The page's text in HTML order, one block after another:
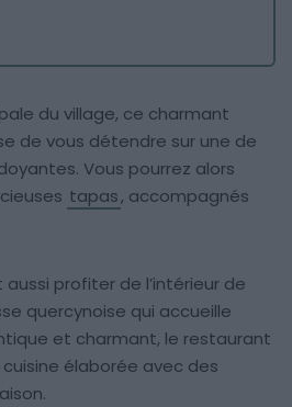
du village, ce charmant
de vous détendre sur une de
Vous pourrez alors
tapas, accompagnés
profiter de l’intérieur de
quercynoise qui accueille
et charmant, le restaurant
élaborée avec des